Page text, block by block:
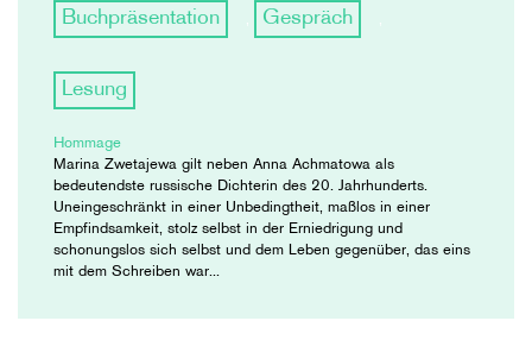
Buchpräsentation , Gespräch ,
Lesung
Hommage
Marina Zwetajewa gilt neben Anna Achmatowa als
bedeutendste russische Dichterin des 20. Jahrhunderts.
Uneingeschränkt in einer Unbedingtheit, maßlos in einer
Empfindsamkeit, stolz selbst in der Erniedrigung und
schonungslos sich selbst und dem Leben gegenüber, das eins
mit dem Schreiben war...